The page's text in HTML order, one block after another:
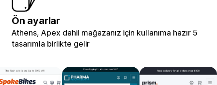
Ön ayarlar
Athens, Apex dahil mağazanız için kullanıma hazır 5
tasarımla birlikte gelir